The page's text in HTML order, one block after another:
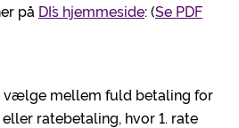
på DI´s hjemmeside: (Se PDF
vælge mellem fuld betaling for
ratebetaling, hvor 1. rate